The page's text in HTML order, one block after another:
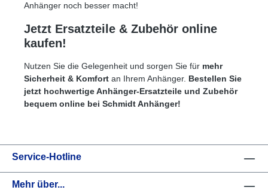
Anhänger noch besser macht!
Jetzt Ersatzteile & Zubehör online
kaufen!
Nutzen Sie die Gelegenheit und sorgen Sie für mehr
Sicherheit & Komfort an Ihrem Anhänger. Bestellen Sie
jetzt hochwertige Anhänger-Ersatzteile und Zubehör
bequem online bei Schmidt Anhänger!
Service-Hotline
Mehr über...